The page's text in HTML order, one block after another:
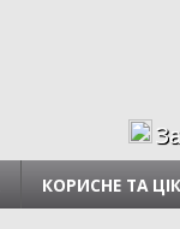
КОРИСНЕ ТА